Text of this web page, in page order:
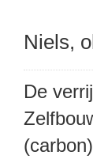
Niels,
De